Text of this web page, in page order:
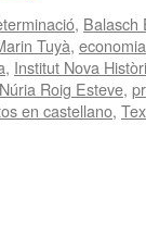
, Balasch
Tuyà, economia
, Institut Nova
Núria Roig Esteve,
en castellano,